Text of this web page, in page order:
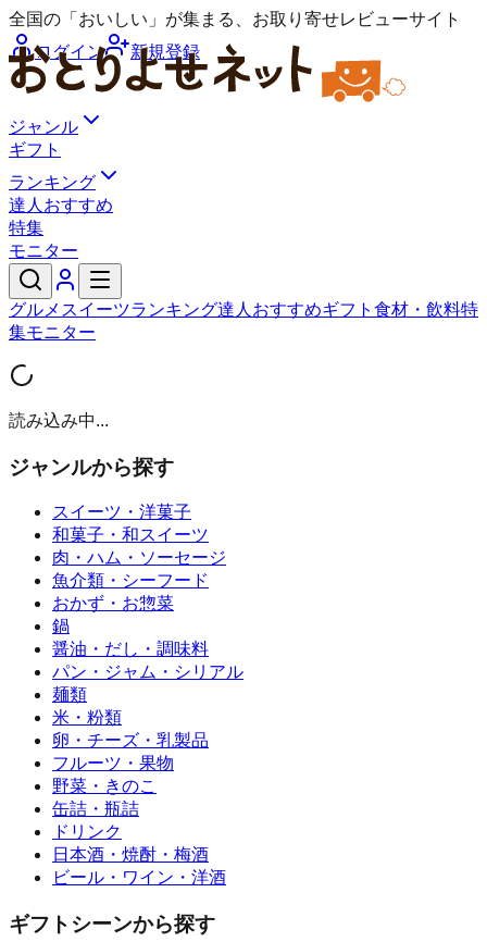
全国の「おいしい」が集まる、お取り寄せレビューサイト
ログイン
新規登録
ジャンル
ギフト
ランキング
達人おすすめ
特集
モニター
グルメ スイーツランキング達人おすすめギフト 食材・飲料特
集モニター
読み込み中...
ジャンルから探す
スイーツ・洋菓子
和菓子・和スイーツ
肉・ハム・ソーセージ
魚介類・シーフード
おかず・お惣菜
鍋
醤油・だし・調味料
パン・ジャム・シリアル
麺類
米・粉類
卵・チーズ・乳製品
フルーツ・果物
野菜・きのこ
缶詰・瓶詰
ドリンク
日本酒・焼酎・梅酒
ビール・ワイン・洋酒
ギフトシーンから探す